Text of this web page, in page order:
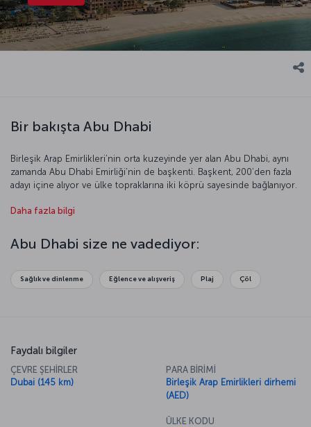
Bir bakışta Abu Dhabi
Birleşik Arap Emirlikleri’nin orta kuzeyinde yer alan Abu Dhabi, aynı
zamanda Abu Dhabi Emirliği’nin de başkenti. Başkent, 200’den fazla
adayı içine alıyor ve ülke topraklarına iki köprü sayesinde bağlanıyor.
kültürel eserleri keşfederken diğer yandan uzun sahillerin, masmavi
zenginliği, ihtişamı, doğal güzelliğiyle sizi benzersiz bir yolculuğa
davet ediyor.
Daha fazla bilgi
Abu Dhabi size ne vadediyor:
Sağlık ve dinlenme Eğlence ve alışveriş Plaj Çöl
Faydalı bilgiler
ÇEVRE ŞEHİRLER
Dubai (145 km)
PARA BİRİMİ
Birleşik Arap Emirlikleri dirhemi
(AED)
ÜLKE KODU